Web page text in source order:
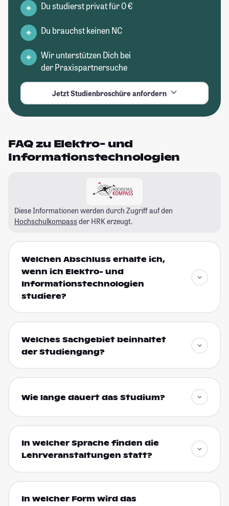
Du studierst privat für 0 €
Du brauchst keinen NC
Wir unterstützen Dich bei
der Praxispartnersuche
Jetzt Studienbroschüre anfordern
FAQ zu Elektro- und
Informationstechnologien
Diese Informationen werden durch Zugriff auf den
Hochschulkompass der HRK erzeugt.
Welchen Abschluss erhalte ich,
wenn ich Elektro- und
Informationstechnologien
studiere?
Welches Sachgebiet beinhaltet
der Studiengang?
Wie lange dauert das Studium?
In welcher Sprache finden die
Lehrveranstaltungen statt?
In welcher Form wird das